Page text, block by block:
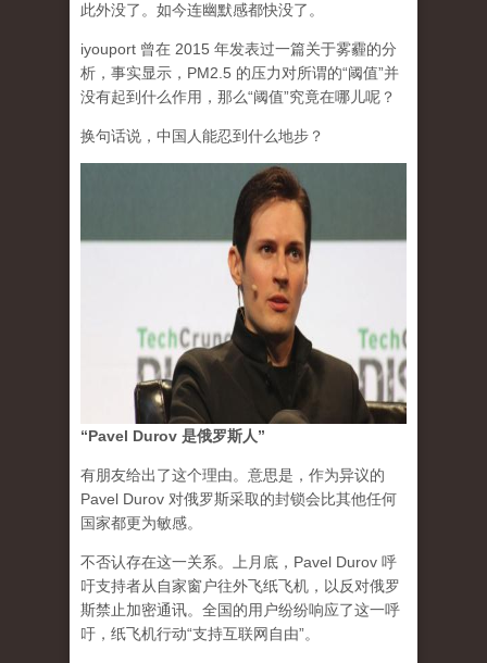
此外没了。如今连幽默感都快没了。
iyouport 曾在 2015 年发表过一篇关于雾霾的分
析，事实显示，PM2.5 的压力对所谓的“阈值”并
没有起到什么作用，那么“阈值”究竟在哪儿呢？
换句话说，中国人能忍到什么地步？
“Pavel Durov 是俄罗斯人”
有朋友给出了这个理由。意思是，作为异议的
Pavel Durov 对俄罗斯采取的封锁会比其他任何
国家都更为敏感。
不否认存在这一关系。上月底，Pavel Durov 呼
吁支持者从自家窗户往外飞纸飞机，以反对俄罗
斯禁止加密通讯。全国的用户纷纷响应了这一呼
吁，纸飞机行动“支持互联网自由”。